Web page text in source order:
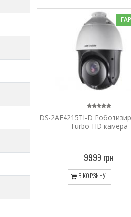
DS-2AE4215TI-D
Turbo-HD камера
9999 грн
В КОРЗИНУ